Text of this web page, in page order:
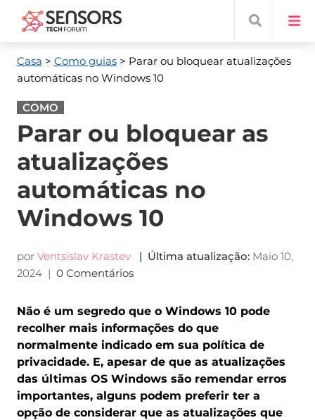
Casa > Como guias> Parar ou bloquear atualizações
automáticas no Windows 10
COMO
Parar ou bloquear as
atualizações
automáticas no
Windows 10
por Ventsislav Krastev | Última atualização: Maio 10,
2024| 0 Comentários
Não é um segredo que o Windows 10 pode
recolher mais informações do que
normalmente indicado em sua política de
privacidade. E, apesar de que as atualizações
das últimas OS Windows são remendar erros
importantes, alguns podem preferir ter a
opção de considerar que as atualizações que